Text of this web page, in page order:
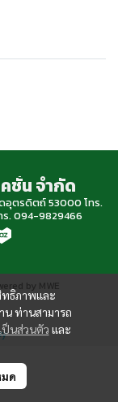
ทธิภาพและ
น ท่านสามารถ
ป็นส่วนตัว และ
ด
ชั่น จำกัด
อุตรดิตถ์ 53000 โทร.
ร. 094-9829466
by MWE